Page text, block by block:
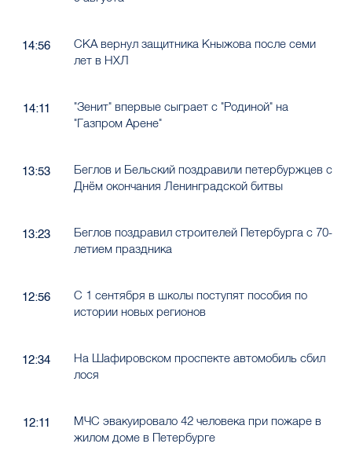
14:56
СКА вернул защитника Кныжова после семи
лет в НХЛ
14:11
"Зенит" впервые сыграет с "Родиной" на
"Газпром Арене"
13:53
Беглов и Бельский поздравили петербуржцев с
Днём окончания Ленинградской битвы
13:23
Беглов поздравил строителей Петербурга с 70-
летием праздника
12:56
С 1 сентября в школы поступят пособия по
истории новых регионов
12:34
На Шафировском проспекте автомобиль сбил
лося
12:11
МЧС эвакуировало 42 человека при пожаре в
жилом доме в Петербурге